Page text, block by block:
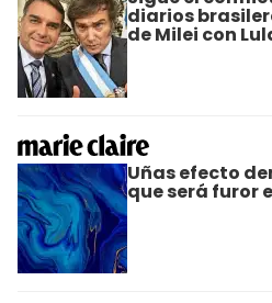
diarios
de Milei con
Uñas efecto
que será furor